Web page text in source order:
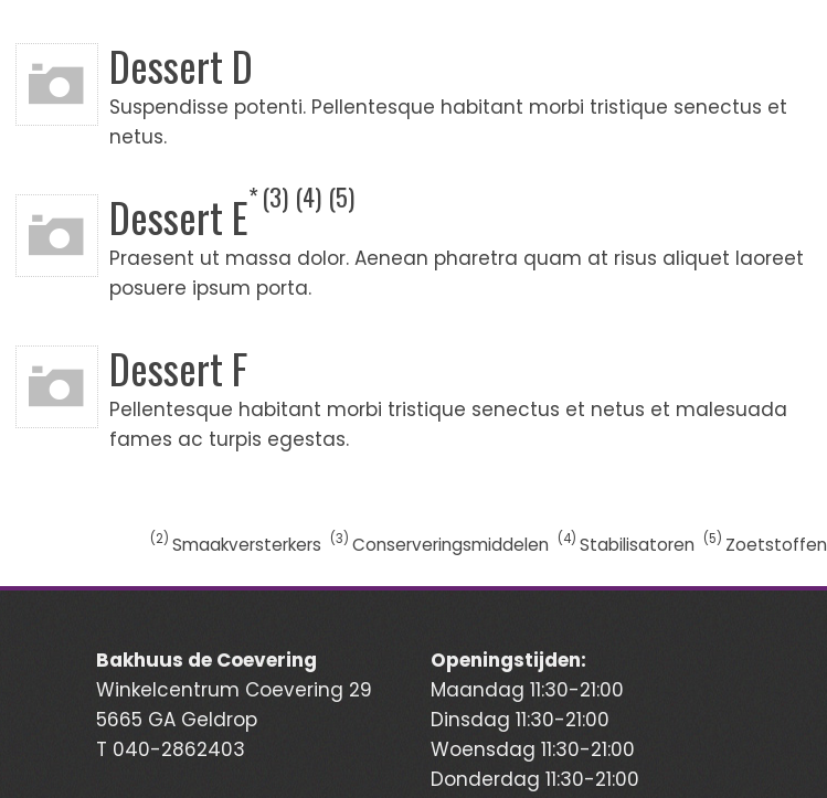
Dessert D
Suspendisse potenti. Pellentesque habitant morbi tristique senectus et
netus.
Dessert E 3 4 5
Praesent ut massa dolor. Aenean pharetra quam at risus aliquet laoreet
posuere ipsum porta.
Dessert F
Pellentesque habitant morbi tristique senectus et netus et malesuada
fames ac turpis egestas.
2 Smaakversterkers 3 Conserveringsmiddelen 4 Stabilisatoren 5 Zoetstoffen
Bakhuus de Coevering
Winkelcentrum Coevering 29
5665 GA Geldrop
T 040-2862403
Openingstijden:
Maandag 11:30-21:00
Dinsdag 11:30-21:00
Woensdag 11:30-21:00
Donderdag 11:30-21:00